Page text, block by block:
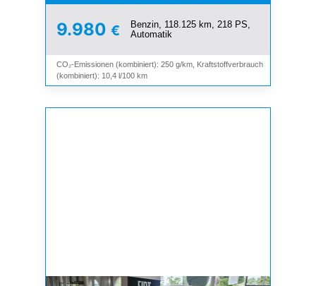
9.980 €
Benzin, 118.125 km, 218 PS,
Automatik
CO₂-Emissionen (kombiniert): 250 g/km, Kraftstoffverbrauch
(kombiniert): 10,4 l/100 km